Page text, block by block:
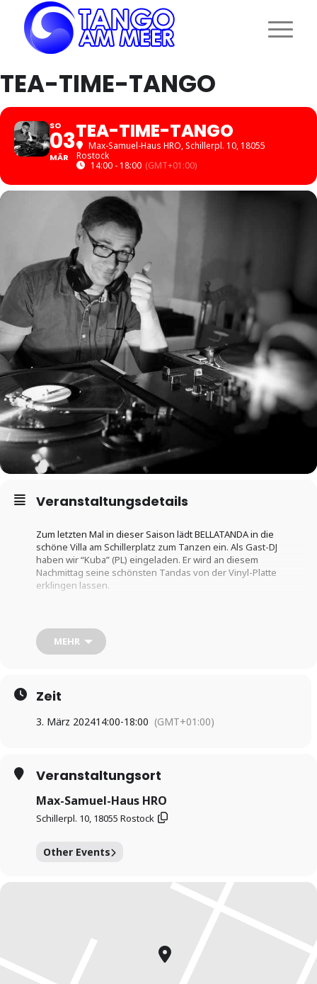
TEA-TIME-TANGO
SO
03
MÄR
TEA-TIME-TANGO
Max-Samuel-Haus HRO, Schillerpl. 10, 18055
Rostock
14:00 - 18:00 (GMT+01:00)
Veranstaltungsdetails
Zum letzten Mal in dieser Saison lädt BELLATANDA in die
schöne Villa am Schillerplatz zum Tanzen ein. Als Gast-DJ
haben wir “Kuba” (PL) eingeladen. Er wird an diesem
Nachmittag seine schönsten Tandas von der Vinyl-Platte
erklingen lassen.
Natürlich gehört zum Tea-Time-Tango auch das Kuchenbuffet
mit leckerer und selbstgebackene Kuchen sowie Tee und
Kaffee dazu. Für die Milonga erheben wir einen
mindert den Eintrittspreis um 6€. Bitte kurze Rückmeldung im
Vorfeld.
MEHR
Zeit
3. März 202414:00-18:00 (GMT+01:00)
Veranstaltungsort
Max-Samuel-Haus HRO
Schillerpl. 10, 18055 Rostock
Other Events